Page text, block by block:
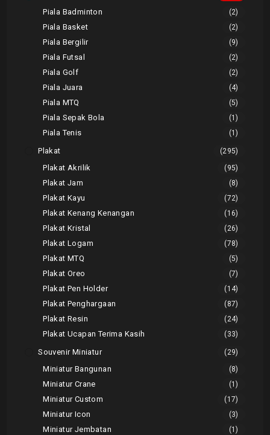
Piala Badminton (2)
Piala Basket (2)
Piala Bergilir (9)
Piala Futsal (2)
Piala Golf (2)
Piala Juara (4)
Piala MTQ (5)
Piala Sepak Bola (1)
Piala Tenis (1)
Plakat (295)
Plakat Akrilik (95)
Plakat Jam (8)
Plakat Kayu (72)
Plakat Kenang Kenangan (16)
Plakat Kristal (26)
Plakat Logam (78)
Plakat MTQ (5)
Plakat Oreo (7)
Plakat Pen Holder (14)
Plakat Penghargaan (87)
Plakat Resin (24)
Plakat Ucapan Terima Kasih (33)
Souvenir Miniatur (29)
Miniatur Bangunan (8)
Miniatur Crane (1)
Miniatur Custom (17)
Miniatur Icon (3)
Miniatur Jembatan (1)